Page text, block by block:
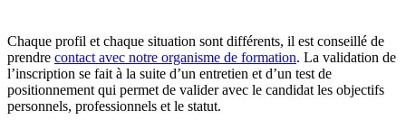
Chaque profil et chaque situation sont différents, il est conseillé de
prendre contact avec notre organisme de formation. La validation de
l’inscription se fait à la suite d’un entretien et d’un test de
positionnement qui permet de valider avec le candidat les objectifs
personnels, professionnels et le statut.